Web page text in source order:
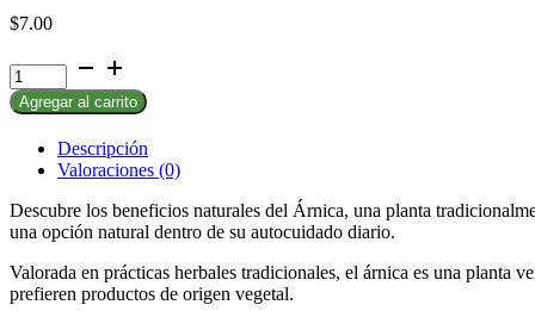
$7.00
Arnica
cantidad
Agregar al carrito
Descripción
Valoraciones (0)
Descubre los beneficios naturales del Árnica, una planta
una opción natural dentro de su autocuidado diario.
Valorada en prácticas herbales tradicionales, el árnica es una planta
prefieren productos de origen vegetal.